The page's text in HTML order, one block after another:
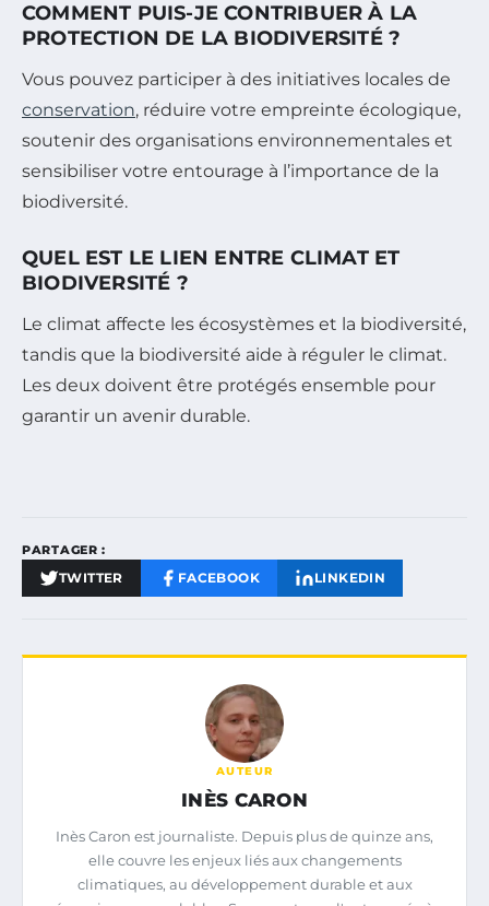
COMMENT PUIS-JE CONTRIBUER À LA
PROTECTION DE LA BIODIVERSITÉ ?
Vous pouvez participer à des initiatives locales de
conservation, réduire votre empreinte écologique,
soutenir des organisations environnementales et
sensibiliser votre entourage à l’importance de la
biodiversité.
QUEL EST LE LIEN ENTRE CLIMAT ET
BIODIVERSITÉ ?
Le climat affecte les écosystèmes et la biodiversité,
tandis que la biodiversité aide à réguler le climat.
Les deux doivent être protégés ensemble pour
garantir un avenir durable.
PARTAGER :
TWITTER FACEBOOK LINKEDIN
AUTEUR
INÈS CARON
Inès Caron est journaliste. Depuis plus de quinze ans,
elle couvre les enjeux liés aux changements
climatiques, au développement durable et aux